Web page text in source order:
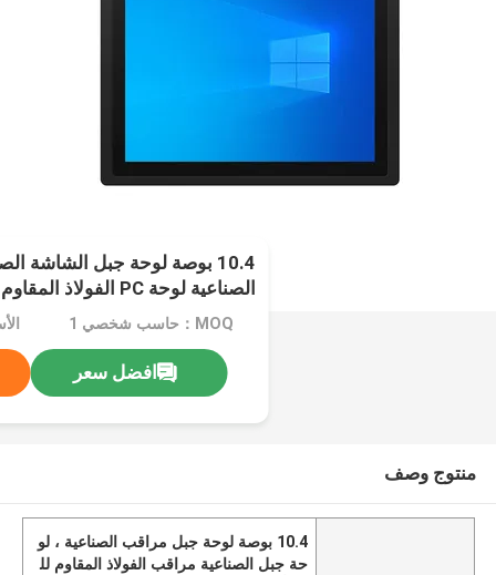
الصناعية لوحة PC الفولاذ المقاوم للصدأ
MOQ：حاسب شخصي 1
افضل سعر
منتوج وصف
10.4 بوصة لوحة جبل مراقب الصناعية ، لو
حة جبل الصناعية مراقب الفولاذ المقاوم لل